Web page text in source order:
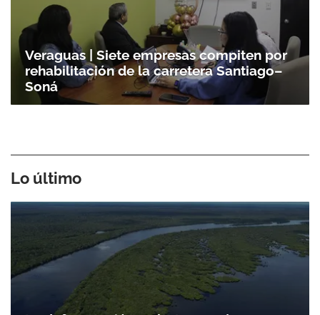
Veraguas | Siete empresas compiten por
rehabilitación de la carretera Santiago–
Soná
Lo último